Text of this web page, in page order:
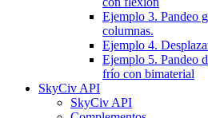
Ejemplo 3. Pandeo
columnas.
Ejemplo 4.
Ejemplo 5. Pandeo
frío con bimaterial
SkyCiv API
SkyCiv API